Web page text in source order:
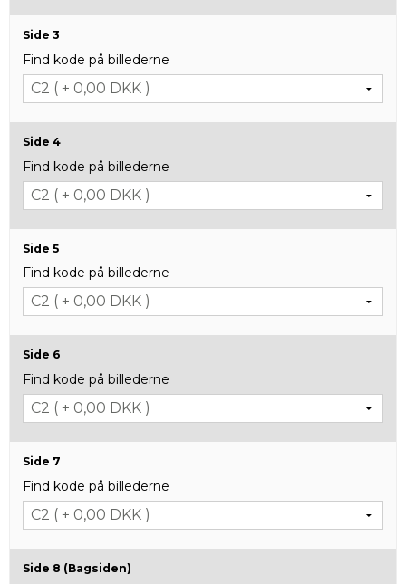
Side 3
Find kode på billederne
Side 4
Find kode på billederne
Side 5
Find kode på billederne
Side 6
Find kode på billederne
Side 7
Find kode på billederne
Side 8 (Bagsiden)